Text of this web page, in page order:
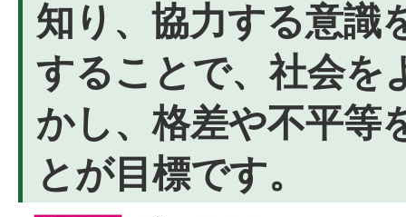
知り、協力する意識
することで、社会を
かし、格差や不平等
とが目標です。